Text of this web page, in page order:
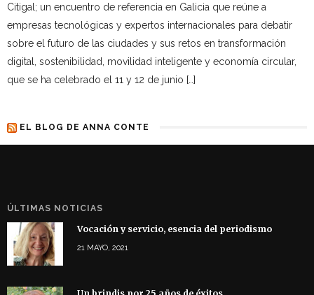
Citigal; un encuentro de referencia en Galicia que reúne a
empresas tecnológicas y expertos internacionales para debatir
sobre el futuro de las ciudades y sus retos en transformación
digital, sostenibilidad, movilidad inteligente y economía circular,
que se ha celebrado el 11 y 12 de junio […]
EL BLOG DE ANNA CONTE
ÚLTIMAS NOTICIAS
Vocación y servicio, esencia del periodismo
21 MAYO, 2021